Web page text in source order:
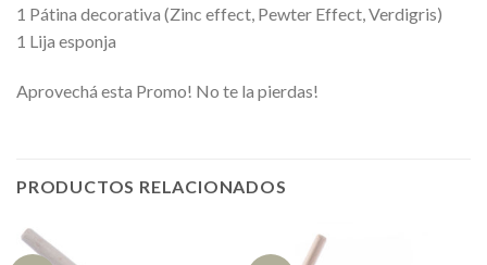
1 Pátina decorativa (Zinc effect, Pewter Effect, Verdigris)
1 Lija esponja
Aprovechá esta Promo! No te la pierdas!
PRODUCTOS RELACIONADOS